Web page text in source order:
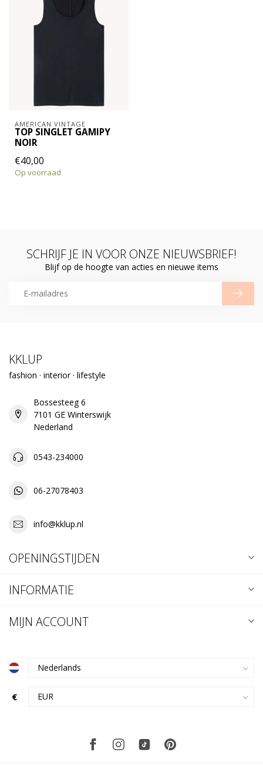
AMERICAN VINTAGE
TOP SINGLET GAMIPY
NOIR
€40,00
Op voorraad
SCHRIJF JE IN VOOR ONZE NIEUWSBRIEF!
Blijf op de hoogte van acties en nieuwe items
KKLUP
fashion · interior · lifestyle
Bossesteeg 6
7101 GE Winterswijk
Nederland
0543-234000
06-27078403
info@kklup.nl
OPENINGSTIJDEN
INFORMATIE
MIJN ACCOUNT
€